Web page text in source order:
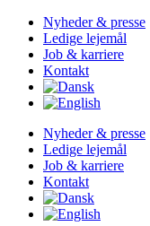
Videre
indhold
Nyheder & presse
Ledige lejemål
Job & karriere
Kontakt
Nyheder & presse
Ledige lejemål
Job & karriere
Kontakt